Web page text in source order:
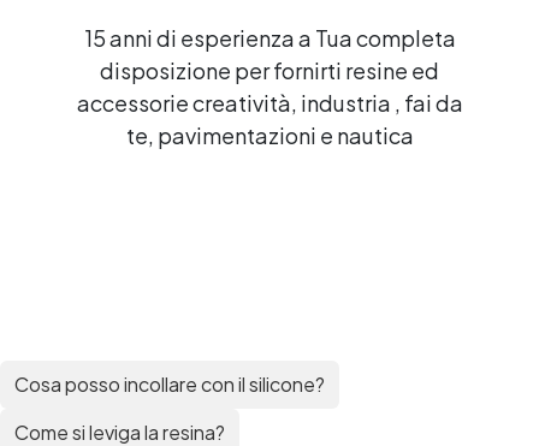
15 anni di esperienza a Tua completa
disposizione per fornirti resine ed
accessorie creatività, industria , fai da
te, pavimentazioni e nautica
Cosa posso incollare con il silicone?
Come si leviga la resina?